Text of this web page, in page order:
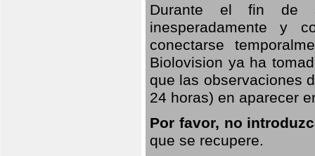
Durante el fin de
inesperadamente y
conectarse
Biolovision ya ha
que las observaciones
24 horas) en aparecer
Por favor, no
que se recupere.